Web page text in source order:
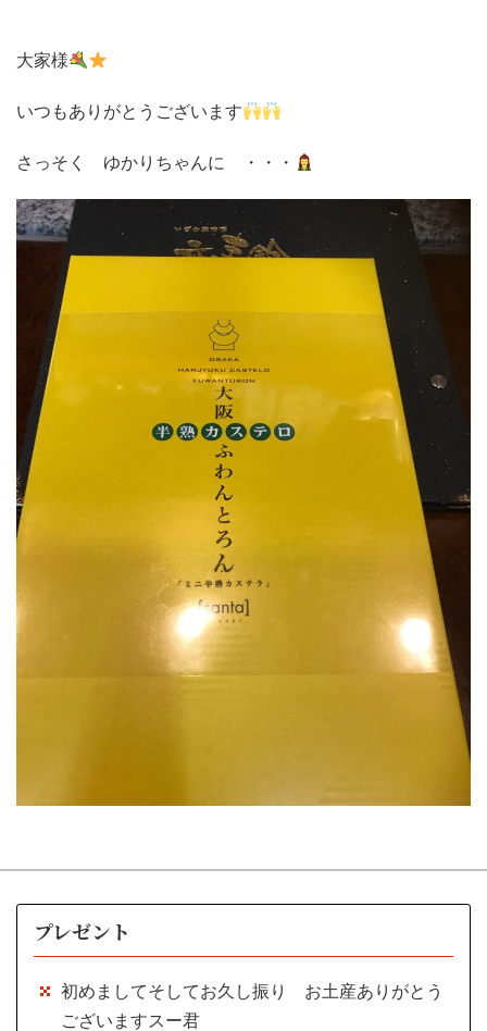
大家様
いつもありがとうございます
さっそく ゆかりちゃんに ・・・
プレゼント
初めましてそしてお久し振り お土産ありがとう
ございますスー君